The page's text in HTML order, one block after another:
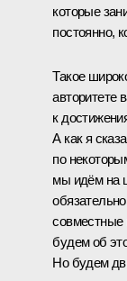
которые
постоянно,
Такое
авторитете
к
А как я
по
мы идём на
совместные
будем об
Но будем